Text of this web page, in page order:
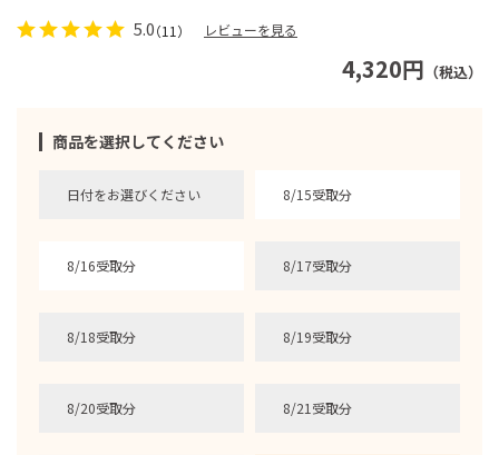
4,320円 （税込）
商品を選択してください
日付をお選びください 8/15受取分
8/16受取分 8/17受取分
8/18受取分 8/19受取分
8/20受取分 8/21受取分
5.0（11） レビューを見る